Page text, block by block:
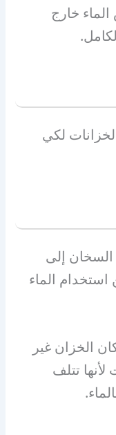
خارج
لكي
إلى
استخدام الماء
الخزان غير
تتلف